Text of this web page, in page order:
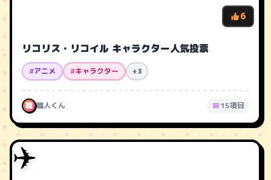
6
リコリス・リコイル キャラクター人気投票
#アニメ #キャラクター +3
職 職人くん 15項目
✈️